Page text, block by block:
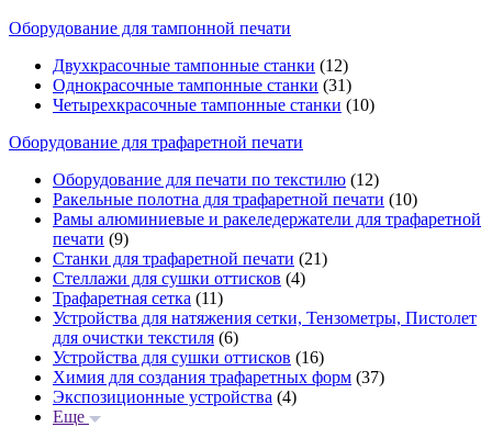
Оборудование для тампонной печати
Двухкрасочные тампонные станки (12)
Однокрасочные тампонные станки (31)
Четырехкрасочные тампонные станки (10)
Оборудование для трафаретной печати
Оборудование для печати по текстилю (12)
Ракельные полотна для трафаретной печати (10)
Рамы алюминиевые и ракеледержатели для трафаретной
печати (9)
Станки для трафаретной печати (21)
Стеллажи для сушки оттисков (4)
Трафаретная сетка (11)
Устройства для натяжения сетки, Тензометры, Пистолет
для очистки текстиля (6)
Устройства для сушки оттисков (16)
Химия для создания трафаретных форм (37)
Экспозиционные устройства (4)
Еще